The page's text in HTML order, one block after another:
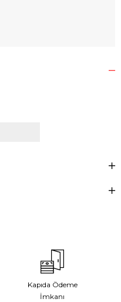
Kapıda Ödeme
İmkanı